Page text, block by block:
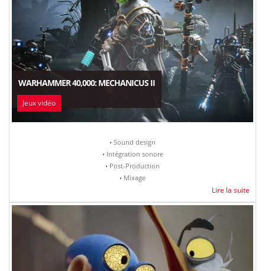
WARHAMMER 40,000: MECHANICUS II
Jeux vidéo
• Sound design
• Intégration sonore
• Post-Production
• Mixage
Lire la suite